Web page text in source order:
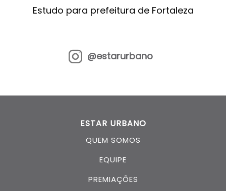
Estudo para prefeitura de Fortaleza
@estarurbano
ESTAR URBANO
QUEM SOMOS
EQUIPE
PREMIAÇÕES